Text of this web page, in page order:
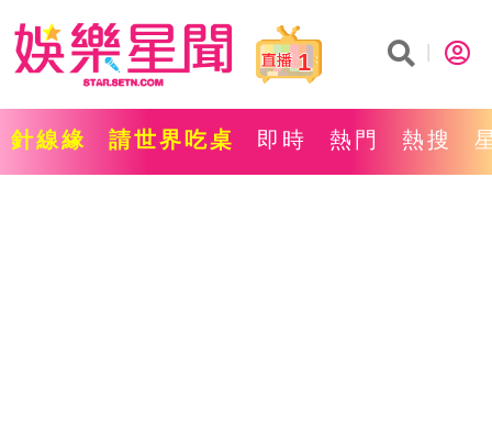
1
針線緣 請世界吃桌 即時 熱門 熱搜